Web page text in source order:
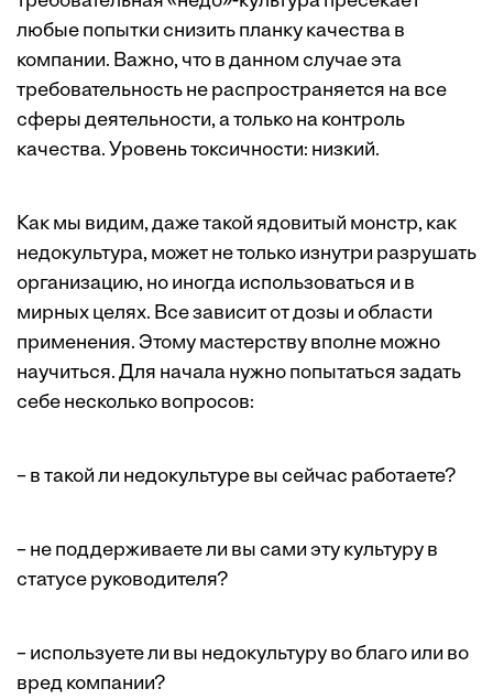
любые попытки снизить планку качества в
компании. Важно, что в данном случае эта
требовательность не распространяется на все
сферы деятельности, а только на контроль
качества. Уровень токсичности: низкий.
Как мы видим, даже такой ядовитый монстр, как
недокультура, может не только изнутри разрушать
организацию, но иногда использоваться и в
мирных целях. Все зависит от дозы и области
применения. Этому мастерству вполне можно
научиться. Для начала нужно попытаться задать
себе несколько вопросов:
– в такой ли недокультуре вы сейчас работаете?
– не поддерживаете ли вы сами эту культуру в
статусе руководителя?
– используете ли вы недокультуру во благо или во
вред компании?